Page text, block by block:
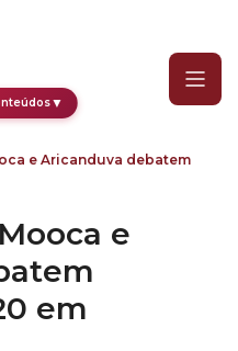
▼
e Aricanduva debatem
e
em